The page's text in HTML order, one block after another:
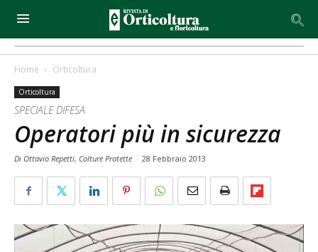
Home Orticoltura
Orticoltura
SPECIALE DIFESA
Operatori più in sicurezza
Di Ottavio Repetti, Colture Protette - 28 Febbraio 2013